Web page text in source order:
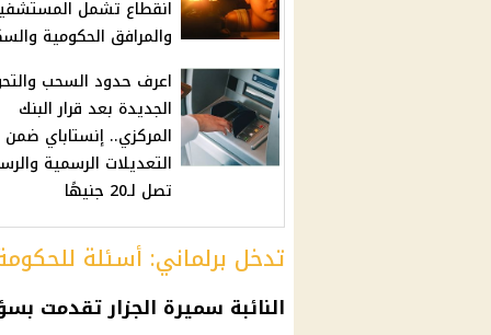
انقطاع تشمل
والمرافق الحكومية
اعرف حدود السحب
الجديدة بعد قرار البنك
المركزي.. إنستاباي ضمن
التعديلات الرسمية
تصل لـ20 جنيهًا
تدخل برلماني: أسئلة
النائبة سميرة الجزار تقدمت